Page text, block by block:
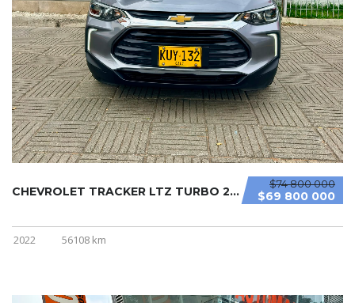
$74 800 000
$69 800 000
CHEVROLET TRACKER LTZ TURBO 2022
2022 56108 km